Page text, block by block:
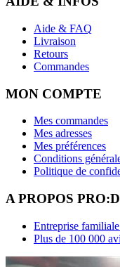
Aide & FAQ
Livraison
Retours
Commandes
MON COMPTE
Mes commandes
Mes adresses
Mes préférences
Conditions
Politique de
A PROPOS
Entreprise
Plus de 100 000